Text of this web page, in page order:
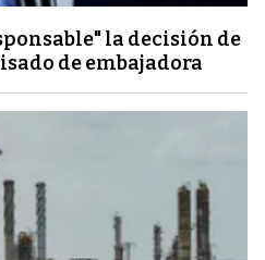
la decisión de
de embajadora